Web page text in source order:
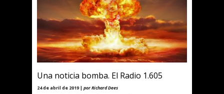
Una noticia bomba. El Radio 1.605
24 de abril de 2019 | por Richard Dees